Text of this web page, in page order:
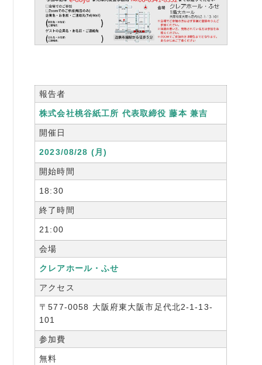
事務局のご案内
06-6944-1251
FAX: 06-6941-8352
大阪市中央区農人橋2丁目-1-30 谷町八木ビル4F
報告者
株式会社桃谷紙工所 代表取締役 藤本 兼吉
開催日
2023/08/28 (月)
開始時間
18:30
終了時間
21:00
会場
クレアホール・ふせ
アクセス
〒577-0058 大阪府東大阪市足代北2-1-13-
101
参加費
無料